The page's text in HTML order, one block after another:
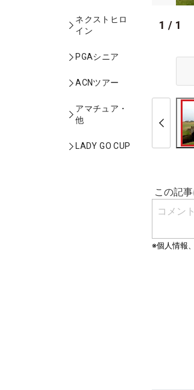
ネクストヒロ
イン
PGAシニア
ACNツアー
アマチュア・
他
LADY GO CUP
1 / 1